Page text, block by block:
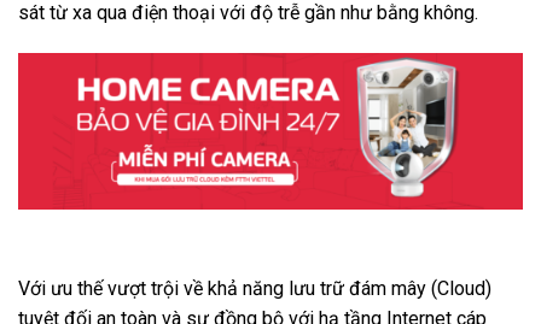
sát từ xa qua điện thoại với độ trễ gần như bằng không.
Với ưu thế vượt trội về khả năng lưu trữ đám mây (Cloud)
tuyệt đối an toàn và sự đồng bộ với hạ tầng Internet cáp